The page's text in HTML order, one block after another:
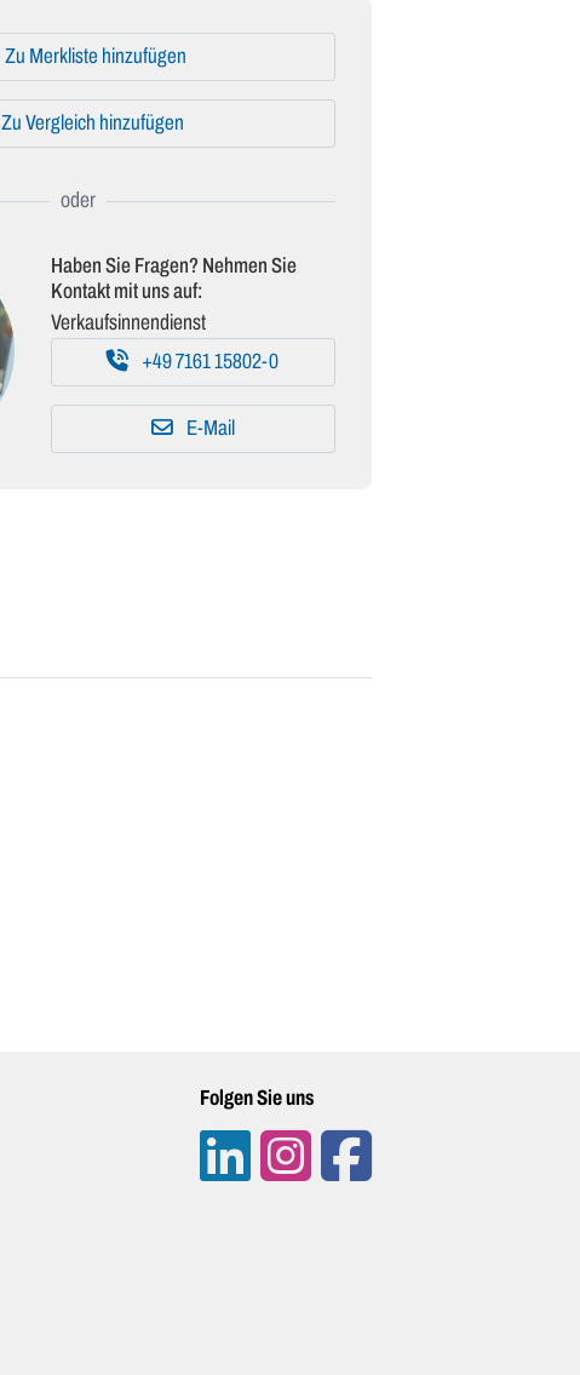
Zu Merkliste hinzufügen
Zu Vergleich hinzufügen
Haben Sie Fragen? Nehmen Sie
Kontakt mit uns auf:
Verkaufsinnendienst
+49 7161 15802-0
E-Mail
Folgen Sie uns